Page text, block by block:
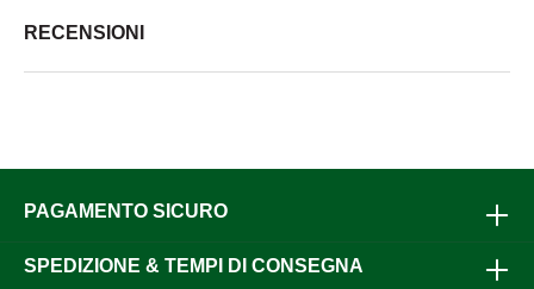
RECENSIONI
PAGAMENTO SICURO
SPEDIZIONE & TEMPI DI CONSEGNA